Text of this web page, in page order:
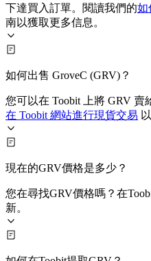
下達買入訂單。閱讀我們的如
南以獲取更多信息。
如何出售 GroveC (GRV)？
您可以在 Toobit 上將 GRV
在 Toobit 網站進行現貨交易
現在的GRV價格是多少？
您在尋找GRV價格嗎？在
新。